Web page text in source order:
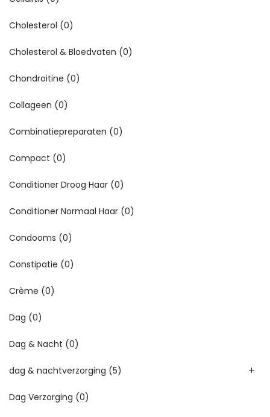
Cholesterol (0)
Cholesterol & Bloedvaten (0)
Chondroitine (0)
Collageen (0)
Combinatiepreparaten (0)
Compact (0)
Conditioner Droog Haar (0)
Conditioner Normaal Haar (0)
Condooms (0)
Constipatie (0)
Crème (0)
Dag (0)
Dag & Nacht (0)
dag & nachtverzorging (5)
Dag Verzorging (0)